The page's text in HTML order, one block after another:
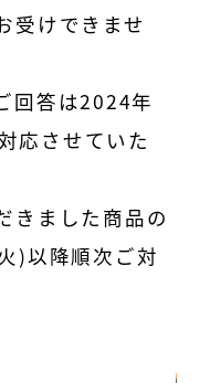
受けできませ
回答は2024年
応させていた
きました商品の
)以降順次ご対